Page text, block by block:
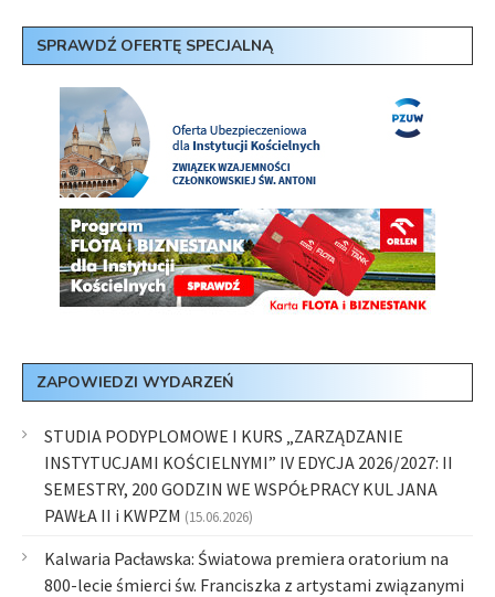
SPRAWDŹ OFERTĘ SPECJALNĄ
ZAPOWIEDZI WYDARZEŃ
STUDIA PODYPLOMOWE I KURS „ZARZĄDZANIE
INSTYTUCJAMI KOŚCIELNYMI” IV EDYCJA 2026/2027: II
SEMESTRY, 200 GODZIN WE WSPÓŁPRACY KUL JANA
PAWŁA II i KWPZM (15.06.2026)
Kalwaria Pacławska: Światowa premiera oratorium na
800-lecie śmierci św. Franciszka z artystami związanymi